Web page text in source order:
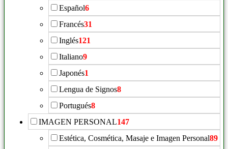
Español6
Francés31
Inglés121
Italiano9
Japonés1
Lengua de Signos8
Portugués8
IMAGEN PERSONAL147
Estética, Cosmética, Masaje e Imagen Personal89